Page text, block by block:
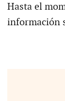
Hasta el
información